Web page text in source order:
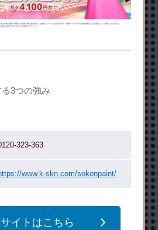
る3つの強み
323-363
www.k-skn.com/sokenpaint/
イトはこちら